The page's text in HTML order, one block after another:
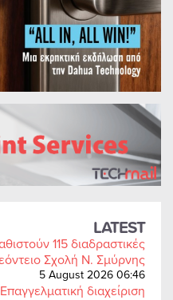
LATEST
115 διαδραστικές
Σχολή Ν. Σμύρνης
5 August 2026 06:46
διαχείριση